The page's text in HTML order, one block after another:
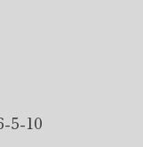
5-10